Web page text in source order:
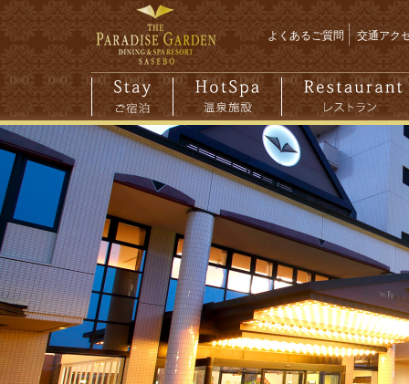
よくあるご質問 交通アク